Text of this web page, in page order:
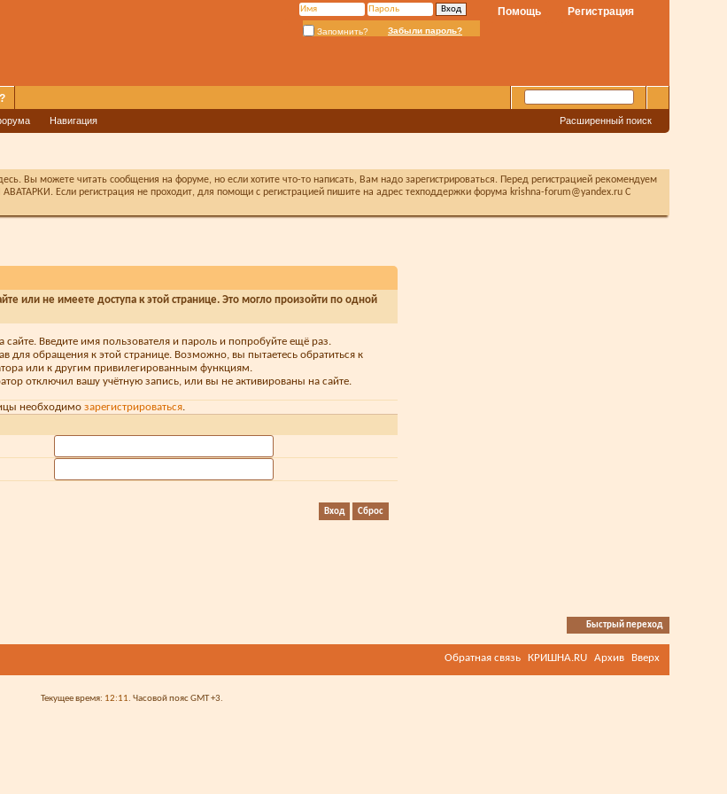
Регистрация
Помощь
Запомнить? Забыли пароль?
Навигация Расширенный поиск
Вы можете читать сообщения на форуме, но если хотите что-то написать, Вам надо зарегистрироваться. Перед регистрацией рекомендуем
Если регистрация не проходит, для помощи с регистрацией пишите на адрес техподдержки форума krishna-forum@yandex.ru С
или не имеете доступа к этой странице. Это могло произойти по одной
сайте. Введите имя пользователя и пароль и попробуйте ещё раз.
для обращения к этой странице. Возможно, вы пытаетесь обратиться к
или к другим привилегированным функциям.
отключил вашу учётную запись, или вы не активированы на сайте.
необходимо зарегистрироваться.
Быстрый переход
Обратная связь КРИШНА.RU Архив Вверх
Текущее время: 12:11. Часовой пояс GMT +3.